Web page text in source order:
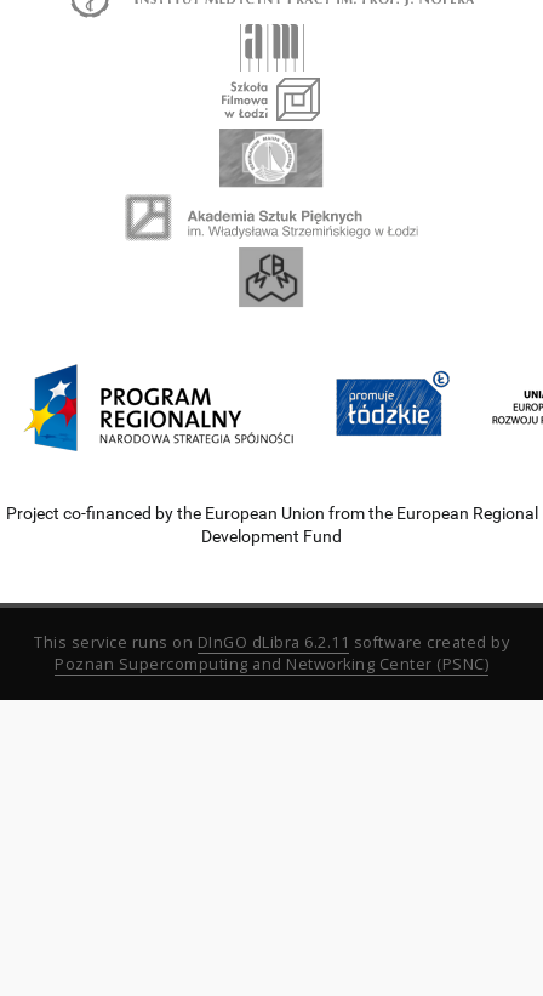
Project co-financed by the European Union from the European Regional
Development Fund
This service runs on DInGO dLibra 6.2.11 software created by
Poznan Supercomputing and Networking Center (PSNC)